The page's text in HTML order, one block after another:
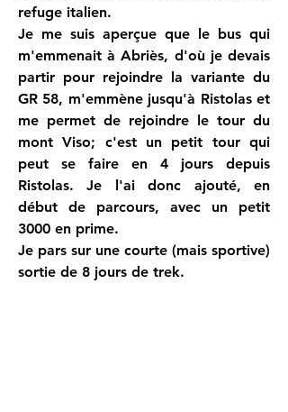
refuge italien.
Je me suis aperçue que le bus qui
m'emmenait à Abriès, d'où je devais
partir pour rejoindre la variante du
GR 58, m'emmène jusqu'à Ristolas et
me permet de rejoindre le tour du
mont Viso; c'est un petit tour qui
peut se faire en 4 jours depuis
Ristolas. Je l'ai donc ajouté, en
début de parcours, avec un petit
3000 en prime.
Je pars sur une courte (mais sportive)
sortie de 8 jours de trek.